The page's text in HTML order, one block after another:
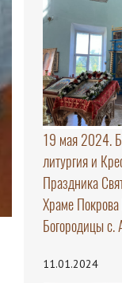
19 мая 2024.
литургия и
Праздника
Храме
Богородицы с.
11.01.2024